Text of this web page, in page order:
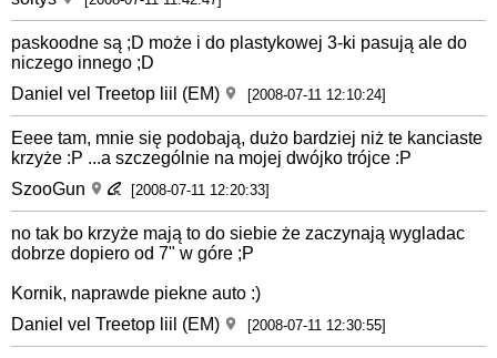
paskoodne są ;D może i do plastykowej 3-ki pasują ale do
niczego innego ;D
Daniel vel Treetop liil (EM)
[2008-07-11 12:10:24]
Eeee tam, mnie się podobają, dużo bardziej niż te kanciaste
krzyże :P ...a szczególnie na mojej dwójko trójce :P
SzooGun
[2008-07-11 12:20:33]
no tak bo krzyże mają to do siebie że zaczynają wygladac
dobrze dopiero od 7" w góre ;P
Kornik, naprawde piekne auto :)
Daniel vel Treetop liil (EM)
[2008-07-11 12:30:55]